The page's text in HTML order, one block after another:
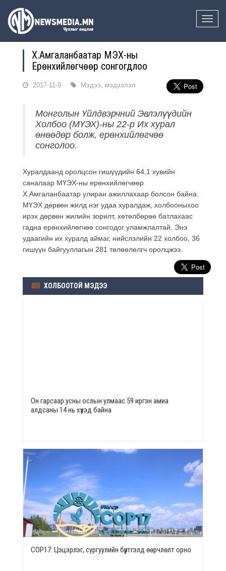
Toggle
Х.Амгаланбаатар МҮЭХ-ны
Ерөнхийлөгчөөр сонгогдлоо
2017-11-9 Мэдээ, мэдээлэл
Монголын Үйлдвэрчний Эвлэлүүдийн
Холбоо (МҮЭХ)-ны 22-р Их хурал
өнөөдөр болж, ерөнхийлөгчөө
сонголоо.
Хуралдаанд оролцсон гишүүдийн 64,1 хувийн
саналаар МҮЭХ-ны ерөнхийлөгчөөр
Х.Амгаланбаатар улиран ажиллахаар болсон байна.
МҮЭХ дөрвөн жилд нэг удаа хуралдаж, холбооныхоо
ирэх дөрвөн жилийн зорилт, хөтөлбөрөө батлахаас
гадна ерөнхийлөгчөө сонгодог уламжлалтай. Энэ
удаагийн их хуралд аймаг, нийслэлийн 22 холбоо, 36
гишүүн байгууллагын 281 төлөөлөлгч оролцжээ.
ХОЛБООТОЙ МЭДЭЭ
Он гарсаар усны ослын улмаас 59 иргэн амиа
алдсаны 14 нь хүүхэд байна
СОР17: Цэцэрлэг, сургуулийн бүртгэлд өөрчлөлт орно